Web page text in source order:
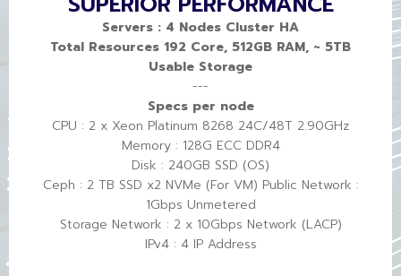
Servers : 4 Nodes Cluster HA
Total Resources 192 Core, 512GB RAM, ~ 5TB
Usable Storage
---
Specs per node
CPU : 2 x Xeon Platinum 8268 24C/48T 2.90GHz
Memory : 128G ECC DDR4
Disk : 240GB SSD (OS)
Ceph : 2 TB SSD x2 NVMe (For VM) Public Network :
1Gbps Unmetered
Storage Network : 2 x 10Gbps Network (LACP)
IPv4 : 4 IP Address